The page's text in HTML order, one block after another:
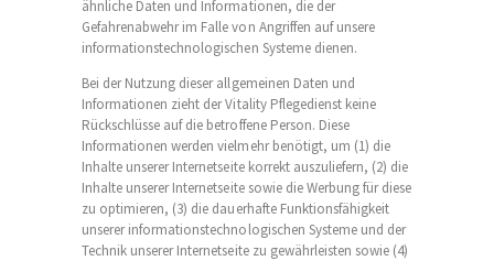
ähnliche Daten und Informationen, die der
Gefahrenabwehr im Falle von Angriffen auf unsere
informationstechnologischen Systeme dienen.
Bei der Nutzung dieser allgemeinen Daten und
Informationen zieht der Vitality Pflegedienst keine
Rückschlüsse auf die betroffene Person. Diese
Informationen werden vielmehr benötigt, um (1) die
Inhalte unserer Internetseite korrekt auszuliefern, (2) die
Inhalte unserer Internetseite sowie die Werbung für diese
zu optimieren, (3) die dauerhafte Funktionsfähigkeit
unserer informationstechnologischen Systeme und der
Technik unserer Internetseite zu gewährleisten sowie (4)